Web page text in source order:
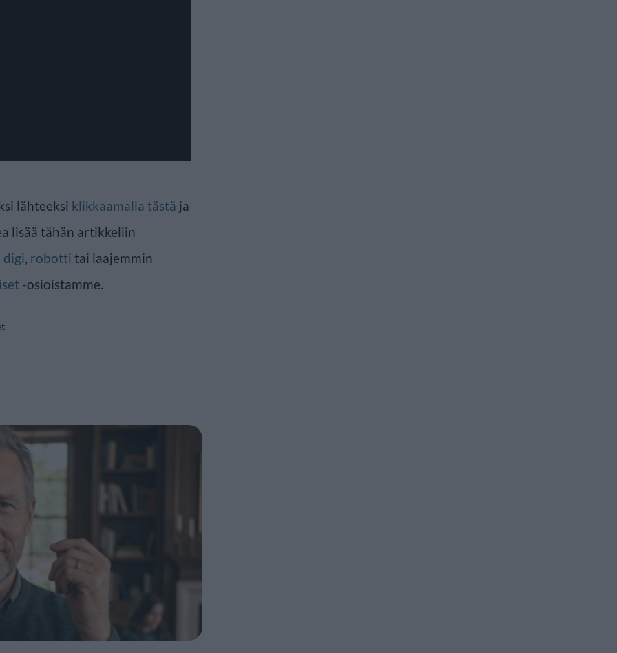
lähteeksi klikkaamalla tästä ja
lisää tähän artikkeliin
digi, robotti tai laajemmin
-osioistamme.